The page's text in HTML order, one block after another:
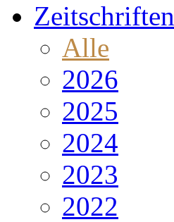
Zeitschriften
Alle
2026
2025
2024
2023
2022